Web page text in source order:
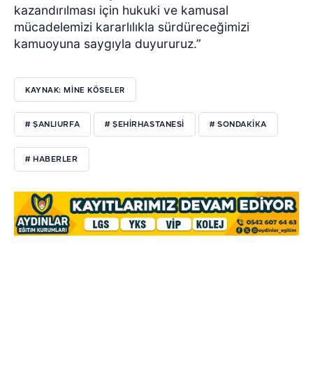
kazandırılması için hukuki ve kamusal
mücadelemizi kararlılıkla sürdüreceğimizi
kamuoyuna saygıyla duyururuz.”
KAYNAK: MİNE KÖSELER
# ŞANLIURFA # ŞEHIRHASTANESI # SONDAKIKA
# HABERLER